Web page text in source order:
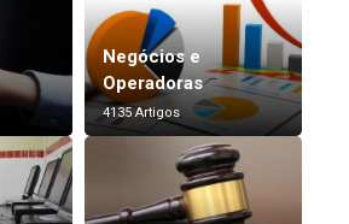
Negócios e
Operadoras
4135 Artigos